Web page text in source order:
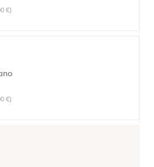
€)
€)